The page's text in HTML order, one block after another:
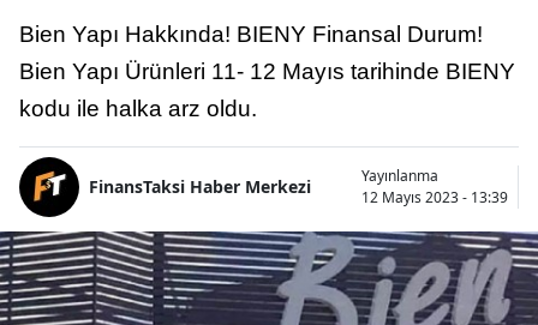
Bien Yapı Hakkında! BIENY Finansal Durum!
Bien Yapı Ürünleri 11- 12 Mayıs tarihinde BIENY
kodu ile halka arz oldu.
FinansTaksi Haber Merkezi
Yayınlanma
12 Mayıs 2023 - 13:39